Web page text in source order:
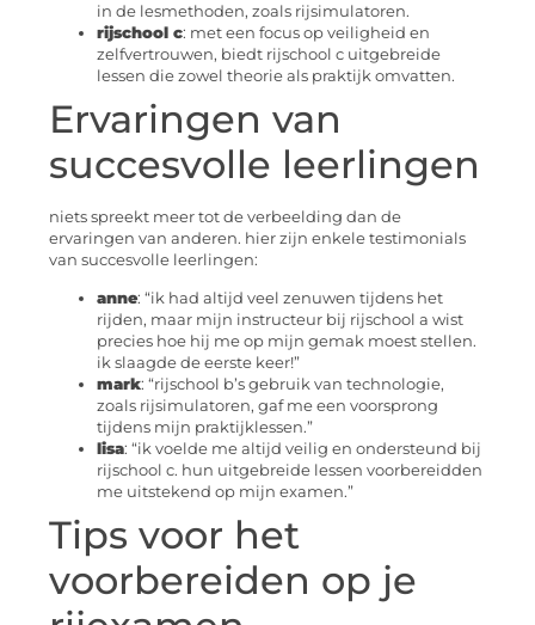
in de lesmethoden, zoals rijsimulatoren.
rijschool c: met een focus op veiligheid en
zelfvertrouwen, biedt rijschool c uitgebreide
lessen die zowel theorie als praktijk omvatten.
Ervaringen van
succesvolle leerlingen
niets spreekt meer tot de verbeelding dan de
ervaringen van anderen. hier zijn enkele testimonials
van succesvolle leerlingen:
anne: “ik had altijd veel zenuwen tijdens het
rijden, maar mijn instructeur bij rijschool a wist
precies hoe hij me op mijn gemak moest stellen.
ik slaagde de eerste keer!”
mark: “rijschool b’s gebruik van technologie,
zoals rijsimulatoren, gaf me een voorsprong
tijdens mijn praktijklessen.”
lisa: “ik voelde me altijd veilig en ondersteund bij
rijschool c. hun uitgebreide lessen voorbereidden
me uitstekend op mijn examen.”
Tips voor het
voorbereiden op je